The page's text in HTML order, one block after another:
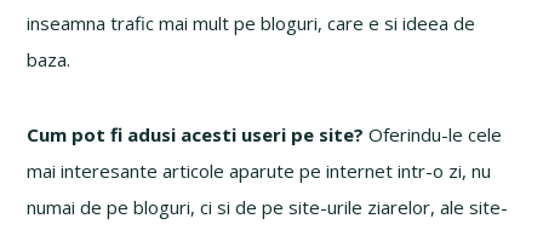
inseamna trafic mai mult pe bloguri, care e si ideea de
baza.
Cum pot fi adusi acesti useri pe site? Oferindu-le cele
mai interesante articole aparute pe internet intr-o zi, nu
numai de pe bloguri, ci si de pe site-urile ziarelor, ale site-